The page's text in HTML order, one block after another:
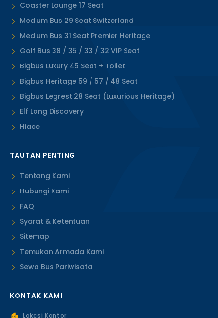
Coaster Lounge 17 Seat
Medium Bus 29 Seat Switzerland
Medium Bus 31 Seat Premier Heritage
Golf Bus 38 / 35 / 33 / 32 VIP Seat
Bigbus Luxury 45 Seat + Toilet
Bigbus Heritage 59 / 57 / 48 Seat
Bigbus Legrest 28 Seat (Luxurious Heritage)
Elf Long Discovery
Hiace
TAUTAN PENTING
Tentang Kami
Hubungi Kami
FAQ
Syarat & Ketentuan
Sitemap
Temukan Armada Kami
Sewa Bus Pariwisata
KONTAK KAMI
Lokasi Kantor